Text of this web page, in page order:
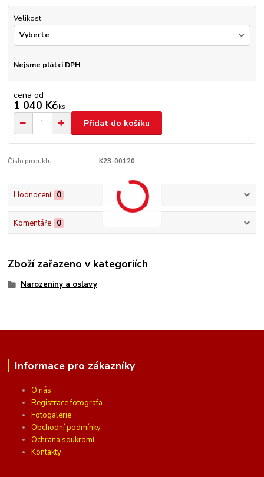
Velikost
Nejsme plátci DPH
cena od
1 040 Kč/ks
Přidat do košíku
Číslo produktu: K23-00120
Hodnocení 0
Komentáře 0
Zboží zařazeno v kategoriích
Narozeniny a oslavy
Informace pro zákazníky
O nás
Registrace fotografa
Fotogalerie
Obchodní podmínky
Ochrana soukromí
Kontakty